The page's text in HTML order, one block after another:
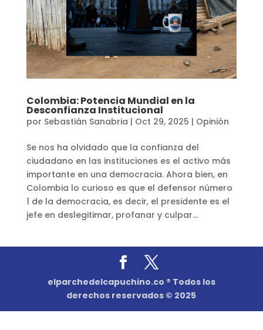
Colombia: Potencia Mundial en la
Desconfianza Institucional
por Sebastián Sanabria | Oct 29, 2025 | Opinión
Se nos ha olvidado que la confianza del
ciudadano en las instituciones es el activo más
importante en una democracia. Ahora bien, en
Colombia lo curioso es que el defensor número
1 de la democracia, es decir, el presidente es el
jefe en deslegitimar, profanar y culpar...
elparchedelcapuchino.co ® Todos los
derechos reservados © 2025